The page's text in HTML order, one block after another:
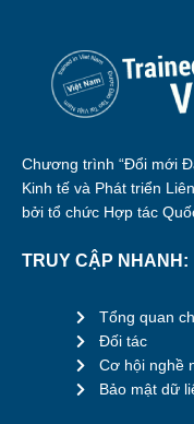
Chương trình “Đổi mới
Kinh tế và Phát triển
bởi tổ chức Hợp tác
TRUY CẬP NHANH:
Tổng quan
Đối tác
Cơ hội nghề
Bảo mật dữ